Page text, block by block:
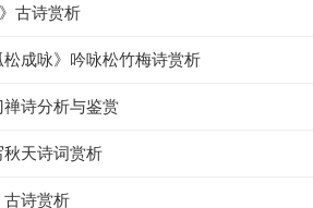
古诗赏析
松成咏》吟咏松竹梅诗赏析
诗分析与鉴赏
秋天诗词赏析
诗赏析